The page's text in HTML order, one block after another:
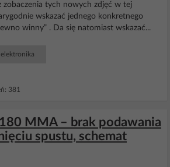
zobaczenia tych nowych zdjęć w tej
wskazać jednego konkretnego
winny” . Da się natomiast wskazać...
381
MMA – brak podawania
spustu, schemat